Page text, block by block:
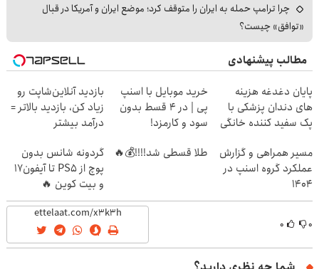
چرا ترامپ حمله به ایران را متوقف کرد؛ موضع ایران و آمریکا در قبال
«توافق» چیست؟
مطالب پیشنهادی
پایان دغدغه هزینه
های دندان پزشکی با
پک سفید کننده خانگی
خرید موبایل با اسنپ
پی | در ۴ قسط بدون
سود و کارمزد!
بازدید آنلاین‌شاپت رو
زیاد کن، بازدید بالاتر =
درآمد بیشتر
مسیر همراهی و گزارش
عملکرد گروه اسنپ در
۱۴۰۴
طلا قسطی شد!!!!💰🔥
گردونه شانس بدون
پوچ از PS5 تا آیفون17
و بیت کوین 🔥
۰ ۰